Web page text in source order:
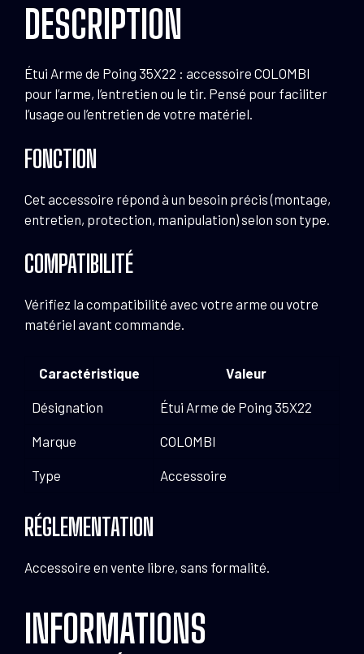
DESCRIPTION
Étui Arme de Poing 35X22 : accessoire COLOMBI
pour l’arme, l’entretien ou le tir. Pensé pour faciliter
l’usage ou l’entretien de votre matériel.
FONCTION
Cet accessoire répond à un besoin précis (montage,
entretien, protection, manipulation) selon son type.
COMPATIBILITÉ
Vérifiez la compatibilité avec votre arme ou votre
matériel avant commande.
Caractéristique Valeur
Désignation Étui Arme de Poing 35X22
Marque COLOMBI
Type Accessoire
RÉGLEMENTATION
Accessoire en vente libre, sans formalité.
INFORMATIONS